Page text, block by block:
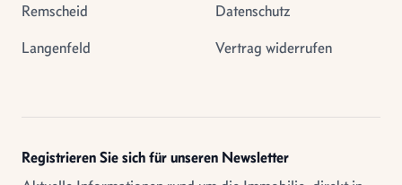
Remscheid
Langenfeld
Datenschutz
Vertrag widerrufen
Registrieren Sie sich für unseren Newsletter